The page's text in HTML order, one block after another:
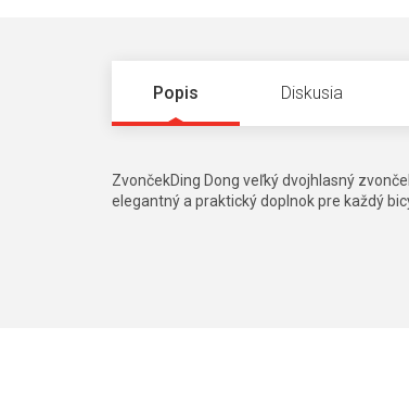
Popis Diskusia
ZvončekDing Dong veľký dvojhlasný
elegantný a praktický doplnok pre každý